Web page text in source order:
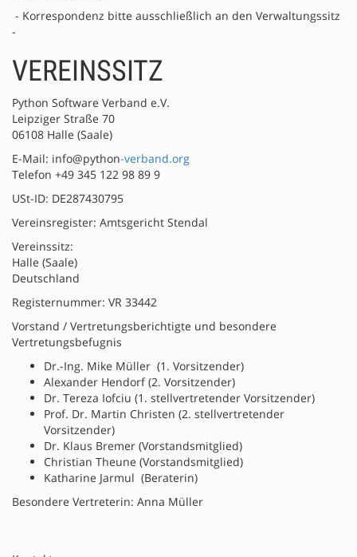
- Korrespondenz bitte ausschließlich an den Verwaltungssitz
-
VEREINSSITZ
Python Software Verband e.V.
Leipziger Straße 70
06108 Halle (Saale)
E-Mail: info@python-verband.org
Telefon +49 345 122 98 89 9
USt-ID: DE287430795
Vereinsregister: Amtsgericht Stendal
Vereinssitz:
Halle (Saale)
Deutschland
Registernummer: VR 33442
Vorstand / Vertretungsberichtigte und besondere
Vertretungsbefugnis
Dr.-Ing. Mike Müller (1. Vorsitzender)
Alexander Hendorf (2. Vorsitzender)
Dr. Tereza Iofciu (1. stellvertretender Vorsitzender)
Prof. Dr. Martin Christen (2. stellvertretender
Vorsitzender)
Dr. Klaus Bremer (Vorstandsmitglied)
Christian Theune (Vorstandsmitglied)
Katharine Jarmul (Beraterin)
Besondere Vertreterin: Anna Müller